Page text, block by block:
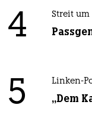
4 Streit um
5 Linken-
„Dem